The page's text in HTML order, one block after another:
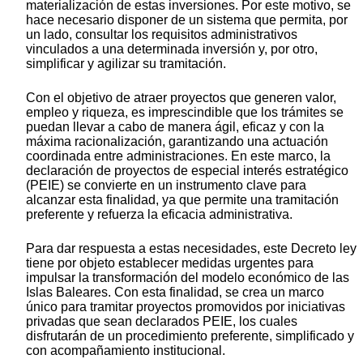
materialización de estas inversiones. Por este motivo, se
hace necesario disponer de un sistema que permita, por
un lado, consultar los requisitos administrativos
vinculados a una determinada inversión y, por otro,
simplificar y agilizar su tramitación.
Con el objetivo de atraer proyectos que generen valor,
empleo y riqueza, es imprescindible que los trámites se
puedan llevar a cabo de manera ágil, eficaz y con la
máxima racionalización, garantizando una actuación
coordinada entre administraciones. En este marco, la
declaración de proyectos de especial interés estratégico
(PEIE) se convierte en un instrumento clave para
alcanzar esta finalidad, ya que permite una tramitación
preferente y refuerza la eficacia administrativa.
Para dar respuesta a estas necesidades, este Decreto ley
tiene por objeto establecer medidas urgentes para
impulsar la transformación del modelo económico de las
Islas Baleares. Con esta finalidad, se crea un marco
único para tramitar proyectos promovidos por iniciativas
privadas que sean declarados PEIE, los cuales
disfrutarán de un procedimiento preferente, simplificado y
con acompañamiento institucional.